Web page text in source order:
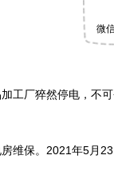
工厂猝然停电，不
维保。2021年5月
微